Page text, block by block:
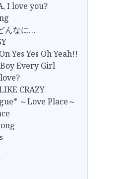
I love you?
んなに…
Yes Yes Oh Yeah!!
Every Girl
CRAZY
～Love Place～